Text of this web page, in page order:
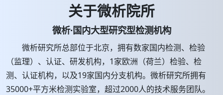
关于微析院所
微析·国内大型研究型检测机构
微析研究所总部位于北京，拥有数家国内检测、检验
（监理）、认证、研发机构，1家欧洲（荷兰）检验、检
测、认证机构，以及19家国内分支机构。微析研究所拥有
35000+平方米检测实验室，超过2000人的技术服务团队。